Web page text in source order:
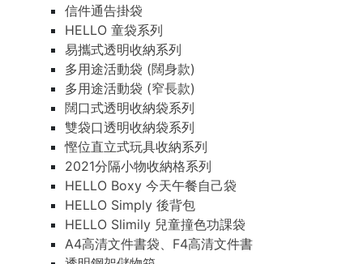
信件通告掛袋
HELLO 童袋系列
易攜式透明收納系列
多用途活動袋 (闊身款)
多用途活動袋 (窄長款)
闊口式透明收納袋系列
雙袋口透明收納袋系列
慳位直立式玩具收納系列
2021分隔小物收納格系列
HELLO Boxy 今天午餐自己袋
HELLO Simply 後背包
HELLO Slimily 兒童撞色功課袋
A4高清文件書袋、F4高清文件書